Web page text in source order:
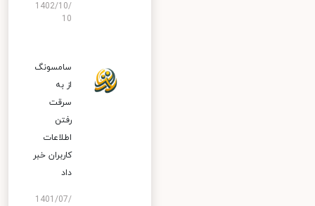
1402/10/
10
سامسونگ
از به
سرقت
رفتن
اطلاعات
کاربران خبر
داد
1401/07/